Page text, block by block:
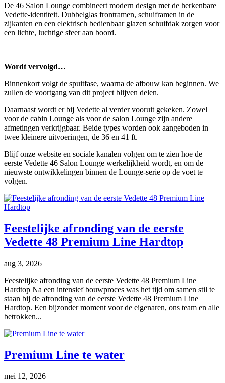
De 46 Salon Lounge combineert modern design met de herkenbare
Vedette-identiteit. Dubbelglas frontramen, schuiframen in de
zijkanten en een elektrisch bedienbaar glazen schuifdak zorgen voor
een lichte, luchtige sfeer aan boord.
Wordt vervolgd…
Binnenkort volgt de spuitfase, waarna de afbouw kan beginnen. We
zullen de voortgang van dit project blijven delen.
Daarnaast wordt er bij Vedette al verder vooruit gekeken. Zowel
voor de cabin Lounge als voor de salon Lounge zijn andere
afmetingen verkrijgbaar. Beide types worden ook aangeboden in
twee kleinere uitvoeringen, de 36 en 41 ft.
Blijf onze website en sociale kanalen volgen om te zien hoe de
eerste Vedette 46 Salon Lounge werkelijkheid wordt, en om de
nieuwste ontwikkelingen binnen de Lounge-serie op de voet te
volgen.
Feestelijke afronding van de eerste
Vedette 48 Premium Line Hardtop
aug 3, 2026
Feestelijke afronding van de eerste Vedette 48 Premium Line
Hardtop Na een intensief bouwproces was het tijd om samen stil te
staan bij de afronding van de eerste Vedette 48 Premium Line
Hardtop. Een bijzonder moment voor de eigenaren, ons team en alle
betrokken...
Premium Line te water
mei 12, 2026